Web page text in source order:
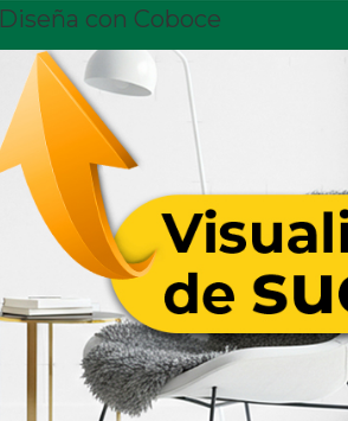
con Coboce